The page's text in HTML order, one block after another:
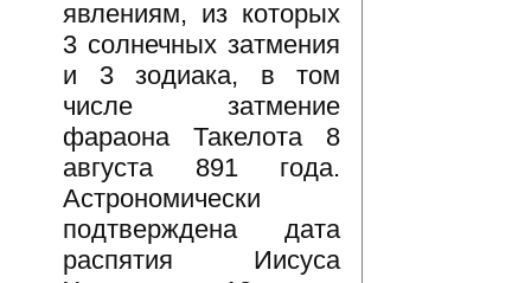
явлениям, из которых
3 солнечных затмения
и 3 зодиака, в том
числе затмение
фараона Такелота 8
августа 891 года.
Астрономически
подтверждена дата
распятия Иисуса